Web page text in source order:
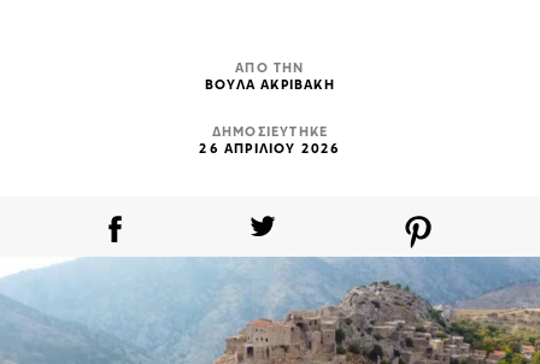
ΑΠΟ ΤΗΝ
ΒΟΥΛΑ ΑΚΡΙΒΑΚΗ
ΔΗΜΟΣΙΕΥΤΗΚΕ
26 ΑΠΡΙΛΙΟΥ 2026